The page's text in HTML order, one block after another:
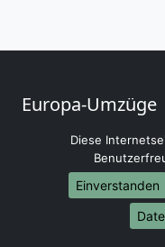
Europa-Umzüge
Umzug von
Umzug von
Umzug von
Umzug von
Umzug von
Diese
Einverstanden